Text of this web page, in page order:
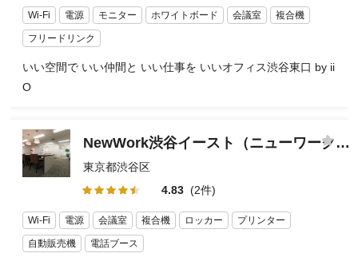
Wi-Fi 電源 モニター ホワイトボード 会議室 複合機
フリードリンク
いい空間で いい仲間と いい仕事を いいオフィス渋谷東口 by ii
O
NewWork渋谷イースト（ニューワーク渋谷イースト）
東京都渋谷区
4.83 (2件)
Wi-Fi 電源 会議室 複合機 ロッカー プリンター
自動販売機 電話ブース